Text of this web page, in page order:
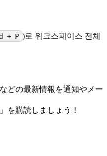
+ P )로 워크스페이스 전체
どの最新情報を通知やメー
を購読しましょう！